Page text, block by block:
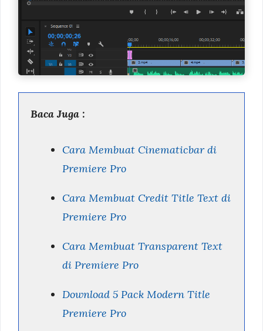
Baca Juga :
Cara Membuat Cinematicbar di
Premiere Pro
Cara Membuat Credit Title Text di
Premiere Pro
Cara Membuat Transparent Text
di Premiere Pro
Download 5 Pack Modern Title
Premiere Pro